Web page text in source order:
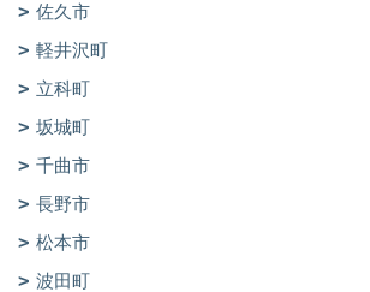
佐久市
軽井沢町
立科町
坂城町
千曲市
長野市
松本市
波田町